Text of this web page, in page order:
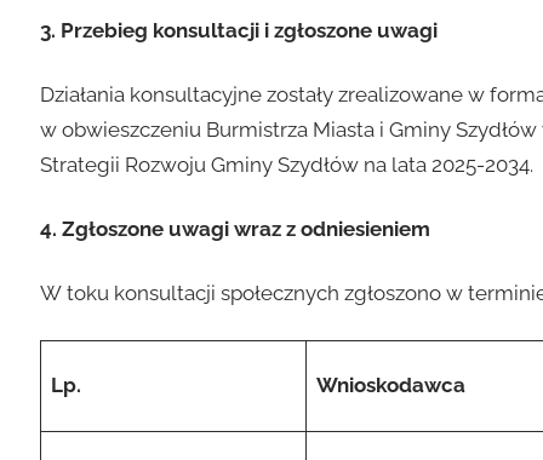
3. Przebieg konsultacji i zgłoszone uwagi
Działania konsultacyjne zostały zrealizowane w
w obwieszczeniu Burmistrza Miasta i Gminy
Strategii Rozwoju Gminy Szydłów na lata 2025-2034.
4. Zgłoszone uwagi wraz z odniesieniem
W toku konsultacji społecznych zgłoszono w
Lp. Wnioskodawca